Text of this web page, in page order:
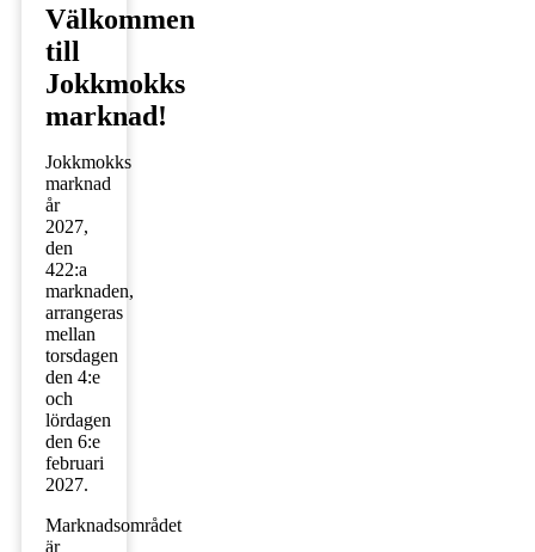
Välkommen
till
Jokkmokks
marknad!
Jokkmokks
marknad
år
2027,
den
422:a
marknaden,
arrangeras
mellan
torsdagen
den 4:e
och
lördagen
den 6:e
februari
2027.
Marknadsområdet
är